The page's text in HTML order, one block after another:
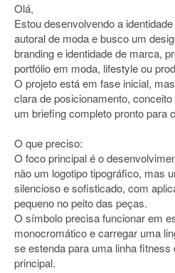
Olá,
Estou desenvolvendo a
autoral de moda e busco um
branding e identidade de marca,
portfólio em moda, lifestyle ou
O projeto está em fase inicial,
clara de posicionamento,
um briefing completo pronto para
O que preciso:
O foco principal é o
não um logotipo tipográfico, mas
silencioso e sofisticado, com
pequeno no peito das peças.
O símbolo precisa funcionar em
monocromático e carregar uma
se estenda para uma linha fitness
principal.